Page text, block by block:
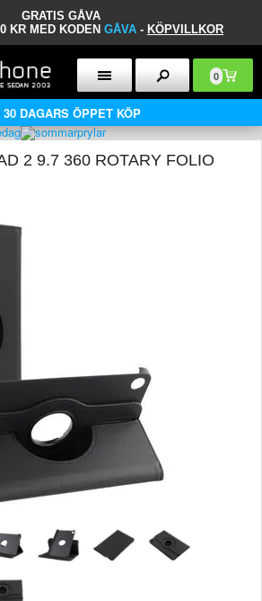
GRATIS GÅVA
KR MED KODEN GÅVA - KÖPVILLKOR
0
30 DAGARS ÖPPET KÖP
2 9.7 360 ROTARY FOLIO